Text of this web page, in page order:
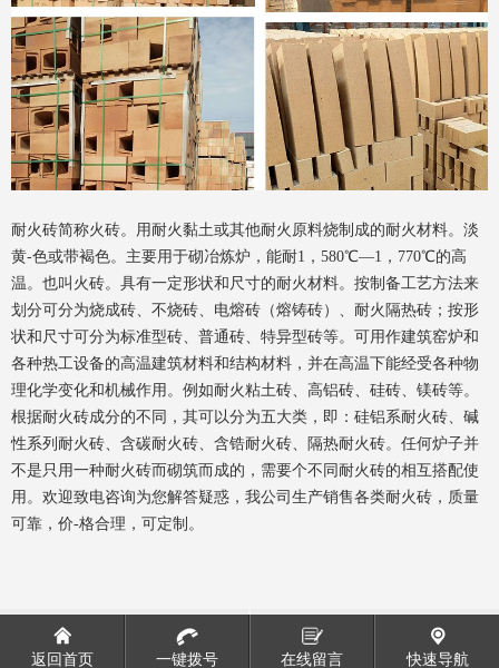
耐火砖简称火砖。用耐火黏土或其他耐火原料烧制成的耐火材料。淡
黄-色或带褐色。主要用于砌冶炼炉，能耐1，580℃—1，770℃的高
温。也叫火砖。具有一定形状和尺寸的耐火材料。按制备工艺方法来
划分可分为烧成砖、不烧砖、电熔砖（熔铸砖）、耐火隔热砖；按形
状和尺寸可分为标准型砖、普通砖、特异型砖等。可用作建筑窑炉和
各种热工设备的高温建筑材料和结构材料，并在高温下能经受各种物
理化学变化和机械作用。例如耐火粘土砖、高铝砖、硅砖、镁砖等。
根据耐火砖成分的不同，其可以分为五大类，即：硅铝系耐火砖、碱
性系列耐火砖、含碳耐火砖、含锆耐火砖、隔热耐火砖。任何炉子并
不是只用一种耐火砖而砌筑而成的，需要个不同耐火砖的相互搭配使
用。欢迎致电咨询为您解答疑惑，我公司生产销售各类耐火砖，质量
可靠，价-格合理，可定制。
碳化砖 粘土耐火砖
返回首页 一键拨号 在线留言 快速导航